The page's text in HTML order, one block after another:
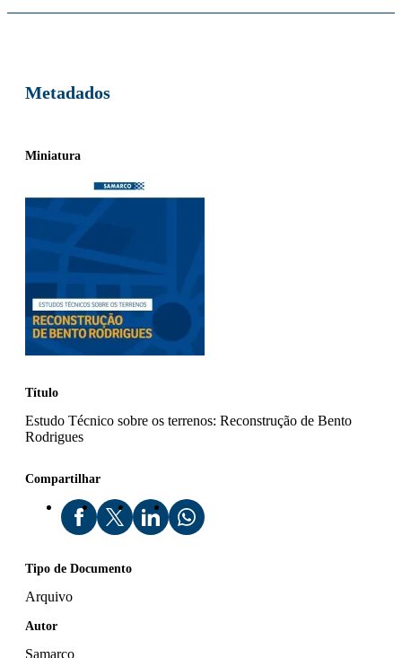
Metadados
Título
Estudo Técnico sobre os terrenos: Reconstrução de Bento
Rodrigues
Miniatura
Compartilhar
Tipo de Documento
Arquivo
Autor
Samarco